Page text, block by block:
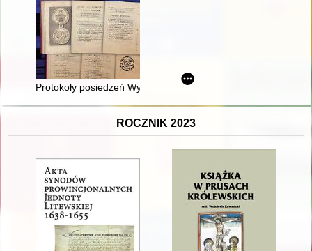
Protokoły posiedzeń Wydziału Profesorów i Doktorów
ROCZNIK 2023